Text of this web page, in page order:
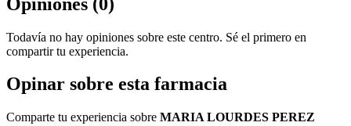
Todavía no hay opiniones sobre este centro. Sé el primero en
compartir tu experiencia.
Opinar sobre esta farmacia
Comparte tu experiencia sobre MARIA LOURDES PEREZ